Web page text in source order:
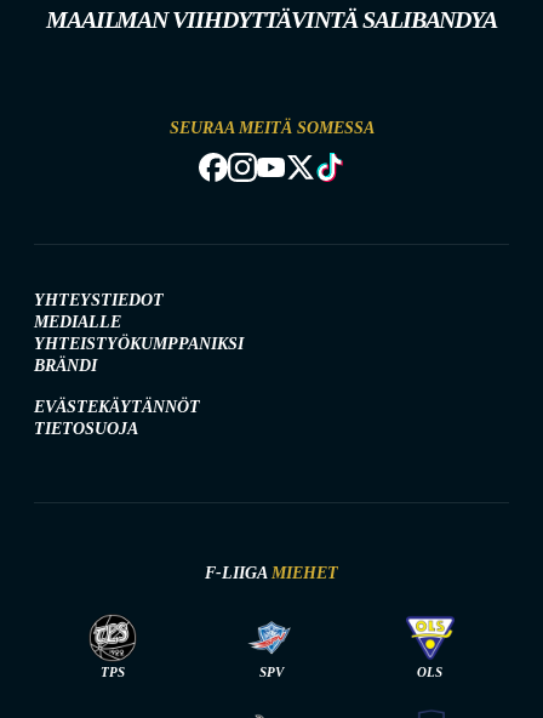
MAAILMAN VIIHDYTTÄVINTÄ SALIBANDYA
SEURAA MEITÄ SOMESSA
YHTEYSTIEDOT
MEDIALLE
YHTEISTYÖKUMPPANIKSI
BRÄNDI
EVÄSTEKÄYTÄNNÖT
TIETOSUOJA
F-LIIGA MIEHET
TPS SPV OLS